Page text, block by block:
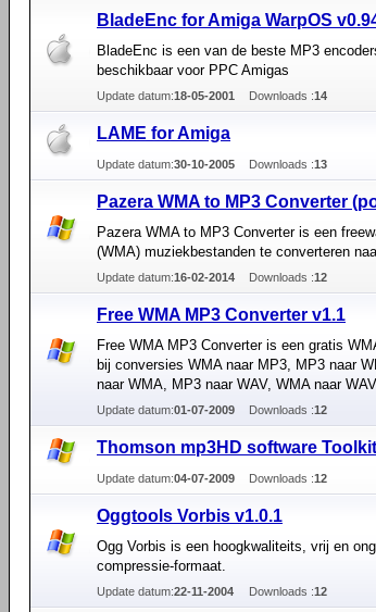
BladeEnc for Amiga WarpOS
BladeEnc is een van de beste MP3
beschikbaar voor PPC Amigas
Update datum:18-05-2001 Downloads :14
LAME for Amiga
Update datum:30-10-2005 Downloads :13
Pazera WMA to MP3 Converter
Pazera WMA to MP3 Converter is een
(WMA) muziekbestanden te converteren
Update datum:16-02-2014 Downloads :12
Free WMA MP3 Converter v1.1
Free WMA MP3 Converter is een gratis
bij conversies WMA naar MP3, MP3 naar
naar WMA, MP3 naar WAV, WMA naar
Update datum:01-07-2009 Downloads :12
Thomson mp3HD software
Update datum:04-07-2009 Downloads :12
Oggtools Vorbis v1.0.1
Ogg Vorbis is een hoogkwaliteits, vrij en
compressie-formaat.
Update datum:22-11-2004 Downloads :12